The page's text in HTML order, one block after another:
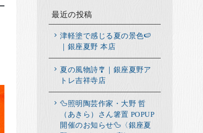
最近の投稿
津軽塗で感じる夏の景色🍉
｜銀座夏野 本店
夏の風物詩🎐｜銀座夏野ア
トレ吉祥寺店
🦆照明陶芸作家・大野 哲
（あきら）さん箸置 POPUP
開催のお知らせ🦆〈銀座夏